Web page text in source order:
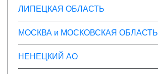
ЛИПЕЦКАЯ ОБЛАСТЬ
МОСКВА и МОСКОВСКАЯ ОБЛАСТЬ
НЕНЕЦКИЙ АО